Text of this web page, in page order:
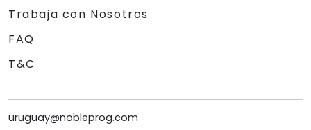
Trabaja con Nosotros
FAQ
T&C
uruguay@nobleprog.com